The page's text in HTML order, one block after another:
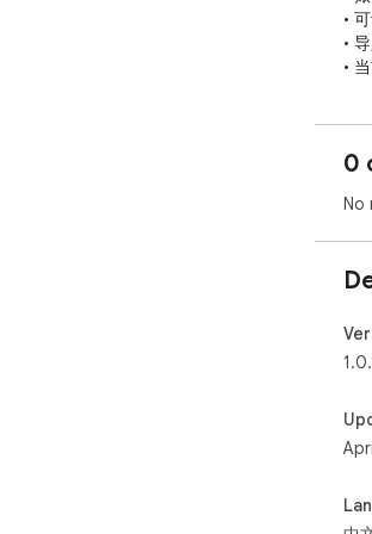
•
•
•
款
✦
•
•
•
任
问
0
No